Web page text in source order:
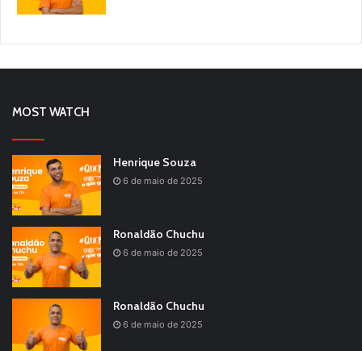
MOST WATCH
Henrique Souza
6 de maio de 2025
Ronaldão Chuchu
6 de maio de 2025
Ronaldão Chuchu
6 de maio de 2025